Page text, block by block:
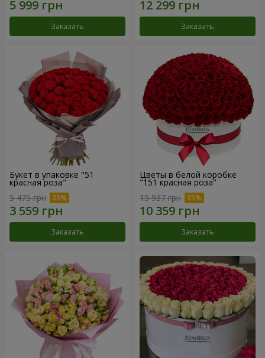
Заказать Заказать
Букет в упаковке "51
красная роза"
5 475 грн
Заказать
Цветы в белой коробке
"151 красная роза"
15 937 грн
Заказать